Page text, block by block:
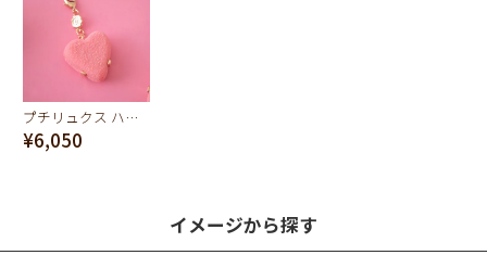
プチリュクス ハートショコラ チャーム
¥6,050
イメージから探す